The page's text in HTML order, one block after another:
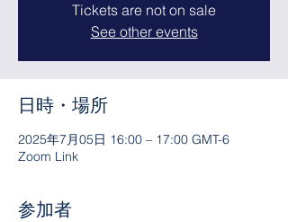
Tickets are not on sale
See other events
日時・場所
2025年7月05日 16:00 – 17:00 GMT-6
Zoom Link
参加者